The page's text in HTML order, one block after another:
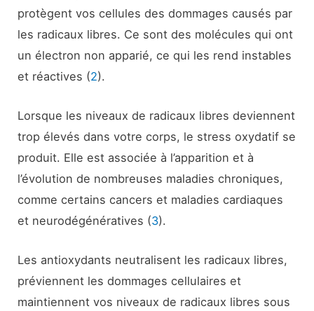
protègent vos cellules des dommages causés par
les radicaux libres. Ce sont des molécules qui ont
un électron non apparié, ce qui les rend instables
et réactives (2).
Lorsque les niveaux de radicaux libres deviennent
trop élevés dans votre corps, le stress oxydatif se
produit. Elle est associée à l’apparition et à
l’évolution de nombreuses maladies chroniques,
comme certains cancers et maladies cardiaques
et neurodégénératives (3).
Les antioxydants neutralisent les radicaux libres,
préviennent les dommages cellulaires et
maintiennent vos niveaux de radicaux libres sous